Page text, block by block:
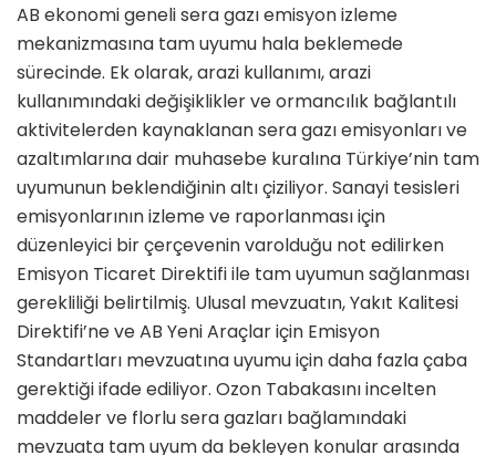
AB ekonomi geneli sera gazı emisyon izleme
mekanizmasına tam uyumu hala beklemede
sürecinde. Ek olarak, arazi kullanımı, arazi
kullanımındaki değişiklikler ve ormancılık bağlantılı
aktivitelerden kaynaklanan sera gazı emisyonları ve
azaltımlarına dair muhasebe kuralına Türkiye’nin tam
uyumunun beklendiğinin altı çiziliyor. Sanayi tesisleri
emisyonlarının izleme ve raporlanması için
düzenleyici bir çerçevenin varolduğu not edilirken
Emisyon Ticaret Direktifi ile tam uyumun sağlanması
gerekliliği belirtilmiş. Ulusal mevzuatın, Yakıt Kalitesi
Direktifi’ne ve AB Yeni Araçlar için Emisyon
Standartları mevzuatına uyumu için daha fazla çaba
gerektiği ifade ediliyor. Ozon Tabakasını incelten
maddeler ve florlu sera gazları bağlamındaki
mevzuata tam uyum da bekleyen konular arasında